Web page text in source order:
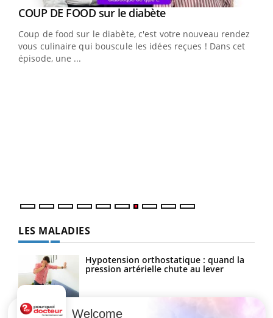
Youtube
COUP DE FOOD sur le diabèteYoutube
Coup de food sur le diabète, c'est votre nouveau rendez-
vous culinaire qui bouscule les idées reçues ! Dans cet
épisode, une ...
LES MALADIES
Hypotension orthostatique : quand la
pression artérielle chute au lever
Drépanocytose : une déformation des
Welcome